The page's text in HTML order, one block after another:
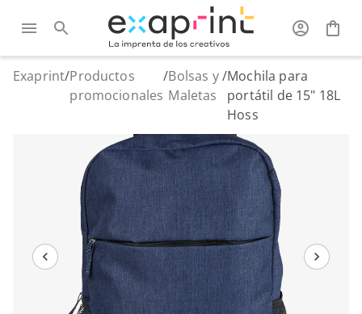
Exaprint/Productos
promocionales
/Bolsas y
Maletas
/Mochila para
portátil de 15" 18L
Hoss